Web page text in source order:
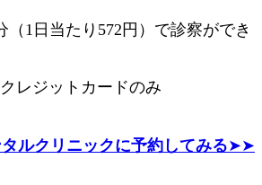
（1日当たり572円）で診察ができ
レジットカードのみ
ルクリニックに予約してみる➤➤